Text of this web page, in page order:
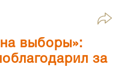
выборы»:
за